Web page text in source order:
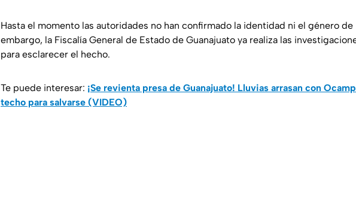
Hasta el momento las autoridades no han confirmado la identidad ni el género
embargo, la Fiscalía General de Estado de Guanajuato ya realiza las
para esclarecer el hecho.
Te puede interesar: ¡Se revienta presa de Guanajuato! Lluvias arrasan con
techo para salvarse (VIDEO)